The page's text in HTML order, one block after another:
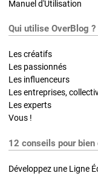
Manuel d'Utilisation
Qui utilise OverBlog ?
Les créatifs
Les passionnés
Les influenceurs
Les entreprises,
Les experts
Vous !
12 conseils pour
Développez une Ligne